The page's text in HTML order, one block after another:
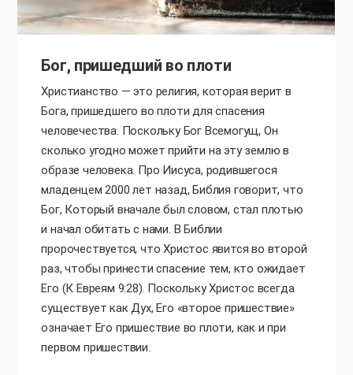
Бог, пришедший во плоти
Христианство — это религия, которая верит в
Бога, пришедшего во плоти для спасения
человечества. Поскольку Бог Всемогущ, Он
сколько угодно может прийти на эту землю в
образе человека. Про Иисуса, родившегося
младенцем 2000 лет назад, Библия говорит, что
Бог, Который вначале был словом, стал плотью
и начал обитать с нами. В Библии
пророчествуется, что Христос явится во второй
раз, чтобы принести спасение тем, кто ожидает
Его (К Евреям 9:28). Поскольку Христос всегда
существует как Дух, Его «второе пришествие»
означает Его пришествие во плоти, как и при
первом пришествии.